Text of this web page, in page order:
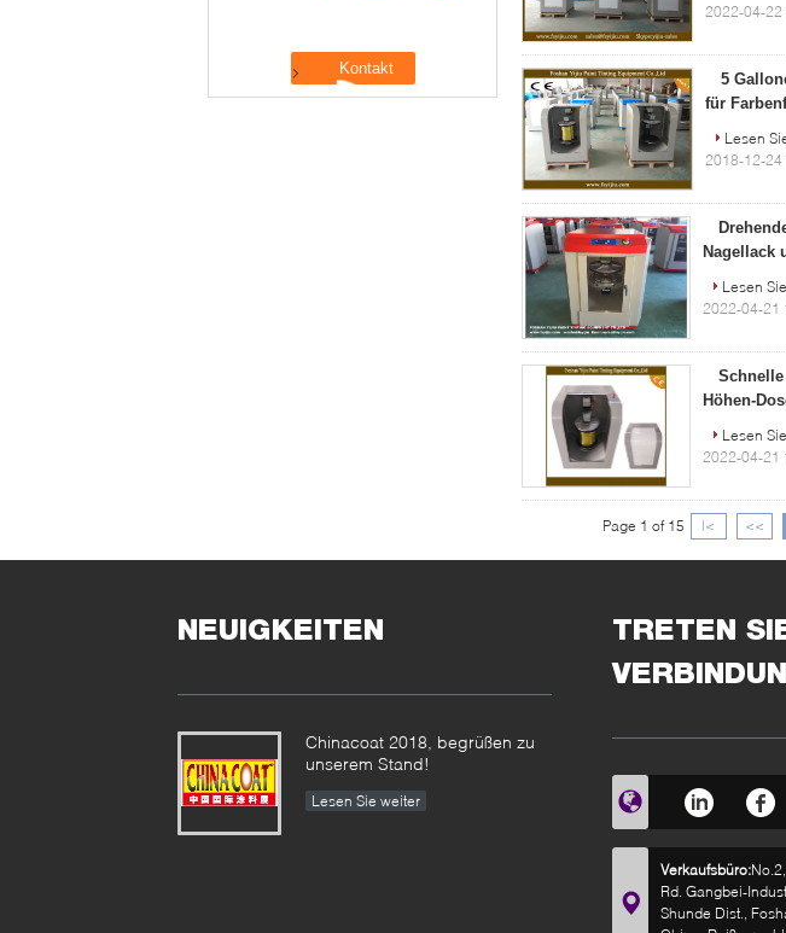
2022-04-22
5
für
Lesen
2018-12-24
Nagellack
Lesen
2022-04-21
Höhen-
Lesen
2022-04-21
Page 1 of 15 |< <<
NEUIGKEITEN
Chinacoat 2018, begrüßen zu
unserem Stand!
Lesen Sie weiter
TRETEN
Verkaufsbüro:
Rd. Gangbei-
Shunde Dist.,